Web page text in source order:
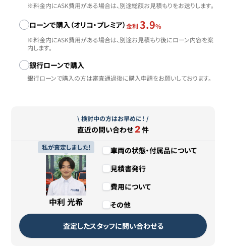
※料金内にASK費用がある場合は、別途総額お見積もりをお送りします。
ローンで購入（オリコ・プレミア）金利 3.9%
※料金内にASK費用がある場合は、別途お見積もり後にローン内容を案
内します。
銀行ローンで購入
銀行ローンで購入の方は審査通過後に購入申請をお願いしております。
\ 検討中の方はお早めに！ /
直近の問い合わせ2件
私が査定しました!
中利 光希
車両の状態・付属品について
見積書発行
費用について
その他
査定したスタッフに問い合わせる